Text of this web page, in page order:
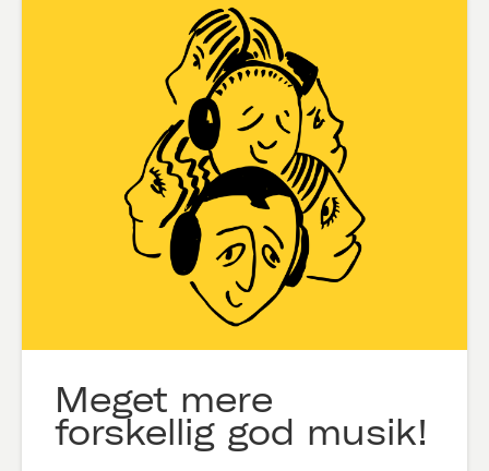
Meget mere
forskellig god musik!